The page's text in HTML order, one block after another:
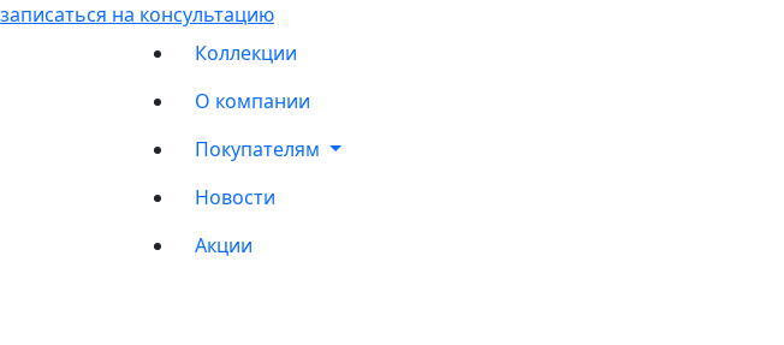
записаться на консультацию
Коллекции
О компании
Покупателям
Новости
Акции